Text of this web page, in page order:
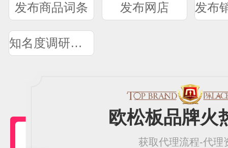
发布商品词条 发布网店
知名度调研问卷
欧松板品牌火
获取代理流程-代理